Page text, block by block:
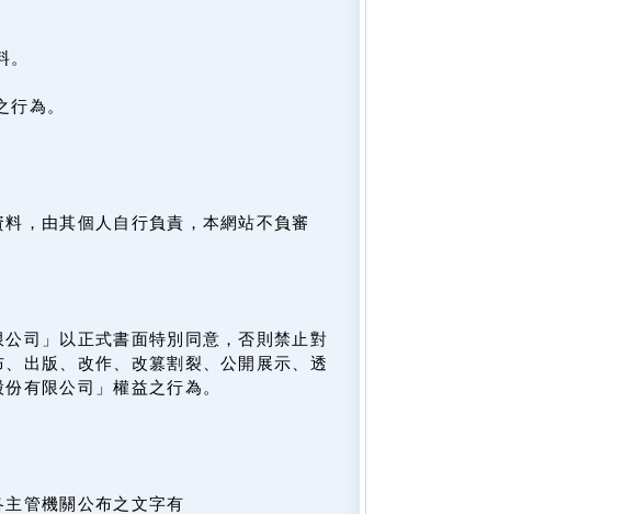
為。
，由其個人自行負責，本網站不負審
司」以正式書面特別同意，否則禁止對
出版、改作、改篡割裂、公開展示、透
有限公司」權益之行為。
管機關公布之文字有